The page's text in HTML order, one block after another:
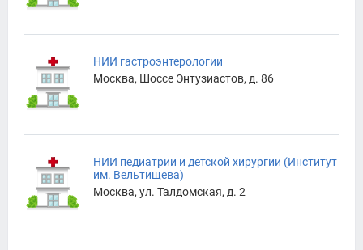
НИИ гастроэнтерологии
Москва, Шоссе Энтузиастов, д. 86
НИИ педиатрии и детской хирургии (Институт
им. Вельтищева)
Москва, ул. Талдомская, д. 2